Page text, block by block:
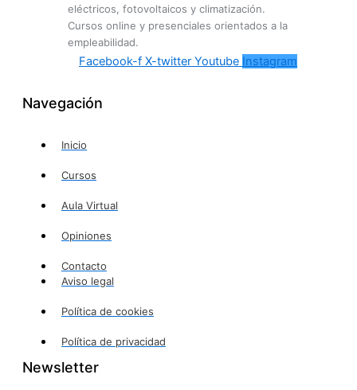
eléctricos, fotovoltaicos y climatización.
Cursos online y presenciales orientados a la
empleabilidad.
Facebook-f X-twitter Youtube Instagram
Navegación
Inicio
Cursos
Aula Virtual
Opiniones
Contacto
Aviso legal
Política de cookies
Política de privacidad
Newsletter